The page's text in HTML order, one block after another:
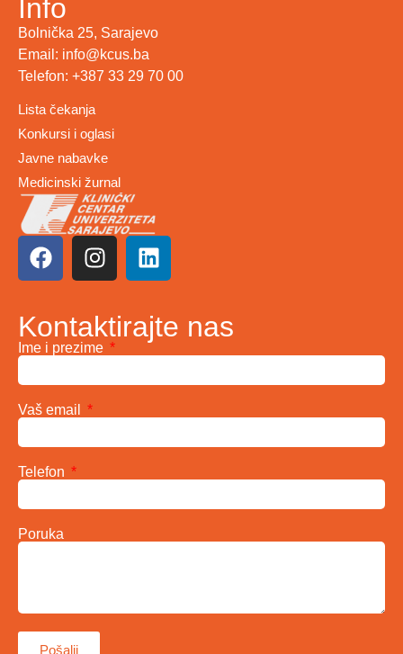
Info
Bolnička 25, Sarajevo
Email: info@kcus.ba
Telefon: +387 33 29 70 00
Lista čekanja
Konkursi i oglasi
Javne nabavke
Medicinski žurnal
Kontaktirajte nas
Ime i prezime
Vaš email
Telefon
Poruka
Pošalji